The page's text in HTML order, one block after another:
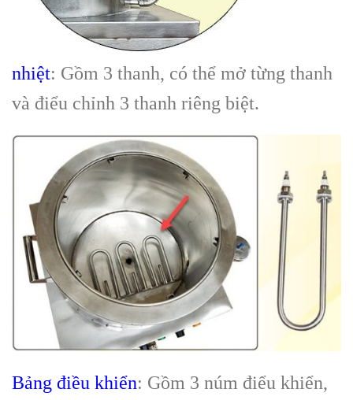
nhiệt: Gồm 3 thanh, có thể mở từng thanh
và điểu chỉnh 3 thanh riêng biệt.
Bảng điều khiển: Gồm 3 núm điểu khiển,